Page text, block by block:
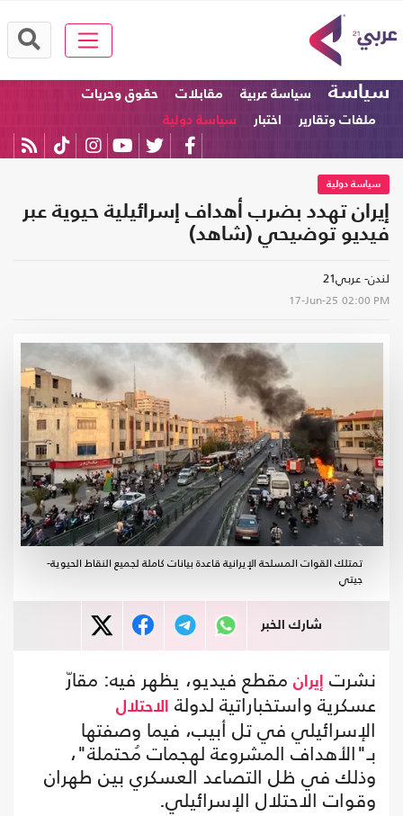
سياسة سياسة عربية مقابلات
حقوق وحريات
ملفات وتقارير
اختبار سياسة دولية
سياسة دولية
إيران تهدد بضرب أهداف إسرائيلية حيوية عبر
فيديو توضيحي (شاهد)
لندن- عربي21
17-Jun-25 02:00 PM
تمتلك القوات المسلحة الإيرانية قاعدة بيانات كاملة لجميع النقاط الحيوية-
جيتي
شارك الخبر
نشرت إيران مقطع فيديو، يظهر فيه: مقارّ
عسكرية واستخباراتية لدولة
الاحتلال
الإسرائيلي في تل أبيب، فيما وصفتها
بـ"الأهداف المشروعة لهجمات مُحتملة"،
وذلك في ظل التصاعد العسكري بين طهران
وقوات الاحتلال الإسرائيلي.